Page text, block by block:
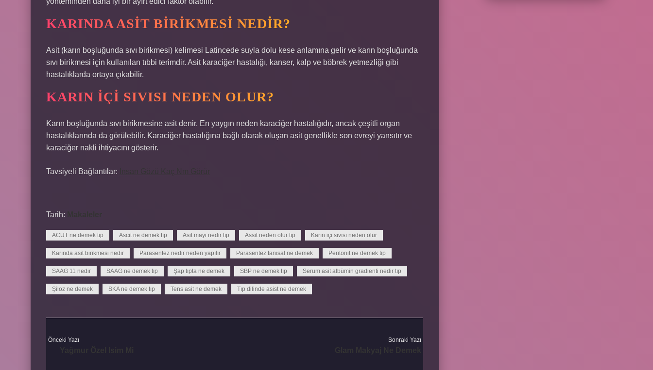
KARINDA ASIT BIRIKMESI NEDIR?
Asit (karın boşluğunda sıvı birikmesi) kelimesi Latincede suyla dolu kese anlamına gelir ve karın boşluğunda
sıvı birikmesi için kullanılan tıbbi terimdir. Asit karaciğer hastalığı, kanser, kalp ve böbrek yetmezliği gibi
hastalıklarda ortaya çıkabilir.
KARIN IÇI SIVISI NEDEN OLUR?
Karın boşluğunda sıvı birikmesine asit denir. En yaygın neden karaciğer hastalığıdır, ancak çeşitli organ
hastalıklarında da görülebilir. Karaciğer hastalığına bağlı olarak oluşan asit genellikle son evreyi yansıtır ve
karaciğer nakli ihtiyacını gösterir.
Tavsiyeli Bağlantılar:
Tarih:
ACUT ne demek tıp Ascit ne demek tıp Asit mayi nedir tıp Assit neden olur tıp Karın içi sıvısı neden olur
Karında asit birikmesi nedir Parasentez nedir neden yapılır Parasentez tanısal ne demek Peritonit ne demek tıp
SAAG 11 nedir SAAG ne demek tıp Şap tıpta ne demek SBP ne demek tıp Serum asit albümin gradienti nedir tıp
Şiloz ne demek SKA ne demek tıp Tens asit ne demek Tıp dilinde asist ne demek
Önceki Yazı Sonraki Yazı